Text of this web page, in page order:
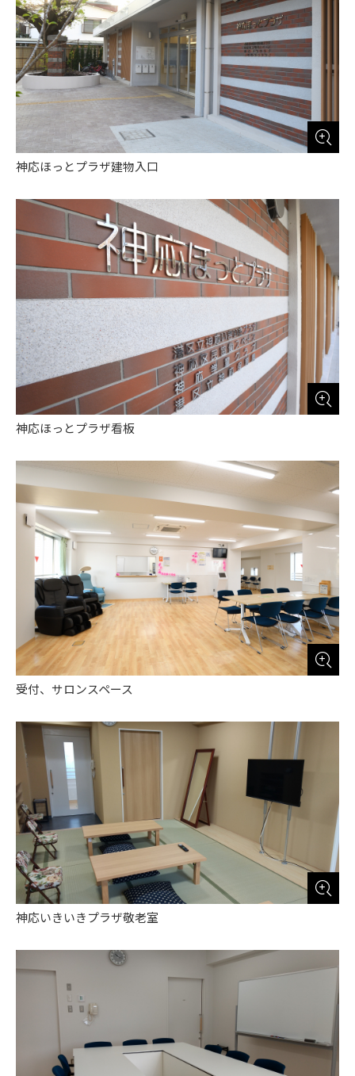
神応ほっとプラザ建物入口
神応ほっとプラザ看板
受付、サロンスペース
神応いきいきプラザ敬老室